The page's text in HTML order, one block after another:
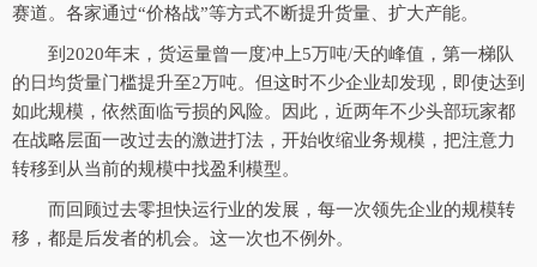
赛道。各家通过“价格战”等方式不断提升货量、扩大产能。
到2020年末，货运量曾一度冲上5万吨/天的峰值，第一梯队
的日均货量门槛提升至2万吨。但这时不少企业却发现，即使达到
如此规模，依然面临亏损的风险。因此，近两年不少头部玩家都
在战略层面一改过去的激进打法，开始收缩业务规模，把注意力
转移到从当前的规模中找盈利模型。
而回顾过去零担快运行业的发展，每一次领先企业的规模转
移，都是后发者的机会。这一次也不例外。